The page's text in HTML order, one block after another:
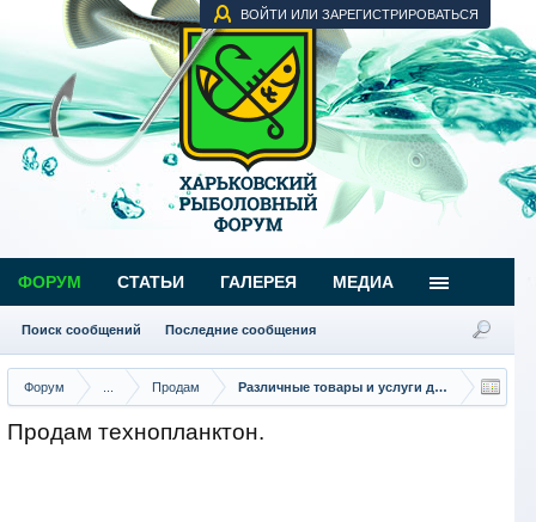
ВОЙТИ ИЛИ ЗАРЕГИСТРИРОВАТЬСЯ
Форум Продам Различные товары и услуги для рыбаков
Продам технопланктон.
ФОРУМ
Поиск сообщений Последние сообщения
СТАТЬИ ГАЛЕРЕЯ МЕДИА